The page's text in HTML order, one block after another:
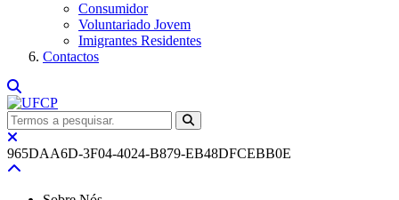
Consumidor
Voluntariado Jovem
Imigrantes Residentes
Contactos
965DAA6D-3F04-4024-B879-EB48DFCEBB0E